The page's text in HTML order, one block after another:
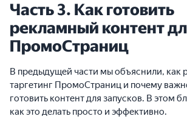
Часть 3. Как готовить
рекламный контент
ПромоСтраниц
В предыдущей части мы объяснили, как
таргетинг ПромоСтраниц и почему
готовить контент для запусков. В этом
как это делать просто и эффективно.